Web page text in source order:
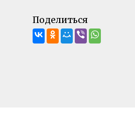
Поделиться